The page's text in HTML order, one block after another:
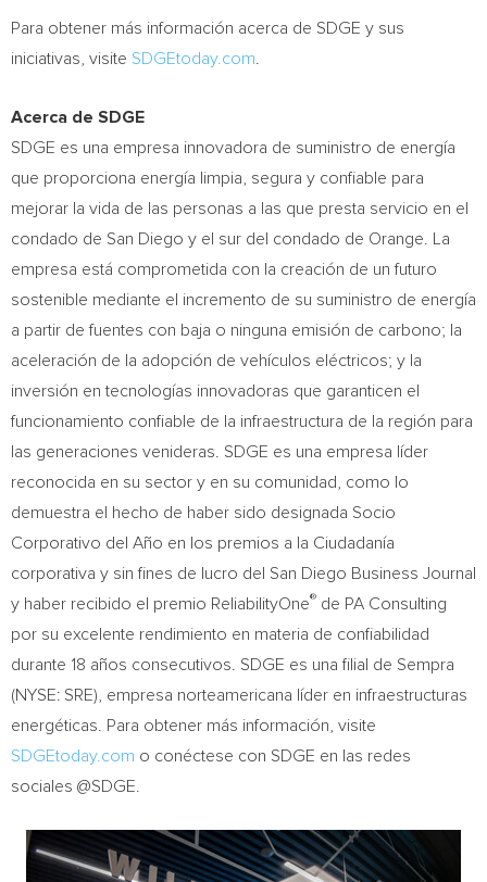
Para obtener más información acerca de SDGE y sus
iniciativas, visite SDGEtoday.com
Acerca de SDGE
SDGE es una empresa innovadora de suministro de energía
que proporciona energía limpia, segura y confiable para
mejorar la vida de las personas a las que presta servicio en el
condado de San Diego y el sur del condado de Orange. La
empresa está comprometida con la creación de un futuro
sostenible mediante el incremento de su suministro de energía
a partir de fuentes con baja o ninguna emisión de carbono; la
aceleración de la adopción de vehículos eléctricos; y la
inversión en tecnologías innovadoras que garanticen el
funcionamiento confiable de la infraestructura de la región para
las generaciones venideras. SDGE es una empresa líder
reconocida en su sector y en su comunidad, como lo
demuestra el hecho de haber sido designada Socio
Corporativo del Año en los premios a la Ciudadanía
corporativa y sin fines de lucro del San Diego Business Journal
y haber recibido el premio ReliabilityOne® de PA Consulting
por su excelente rendimiento en materia de confiabilidad
durante 18 años consecutivos. SDGE es una filial de Sempra
(NYSE: SRE), empresa norteamericana líder en infraestructuras
energéticas. Para obtener más información, visite
SDGEtoday.com o conéctese con SDGE en las redes
sociales @SDGE.